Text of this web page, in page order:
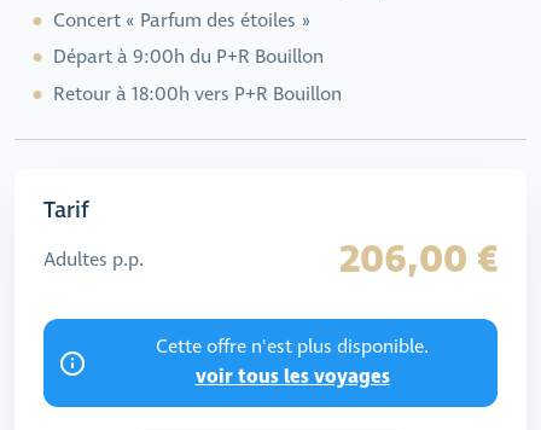
Concert « Parfum des étoiles »
Départ à 9:00h du P+R Bouillon
Retour à 18:00h vers P+R Bouillon
Tarif
Adultes p.p. 206,00 €
Cette offre n'est plus disponible.
voir tous les voyages